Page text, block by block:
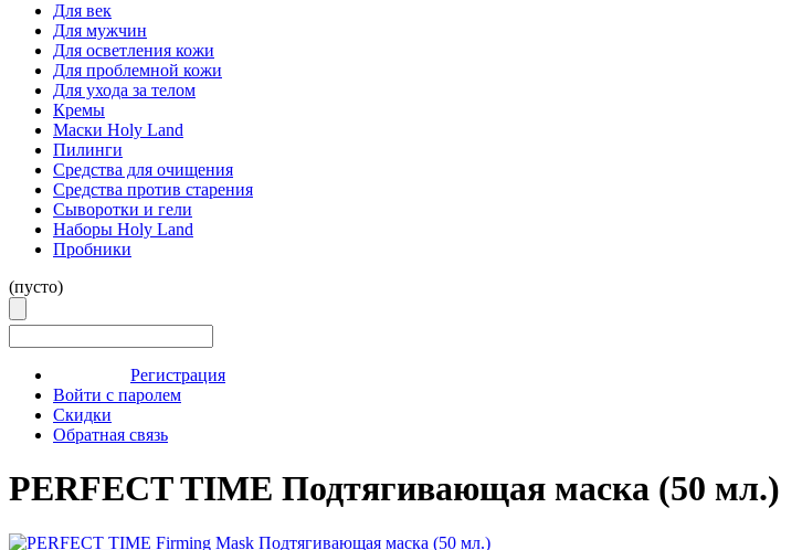
Для век
Для мужчин
Для осветления кожи
Для проблемной кожи
Для ухода за телом
Кремы
Маски Holy Land
Пилинги
Средства для очищения
Средства против старения
Сыворотки и гели
Наборы Holy Land
Пробники
(пусто)
Регистрация
Войти с паролем
Скидки
Обратная связь
PERFECT TIME Подтягивающая маска (50 мл.)